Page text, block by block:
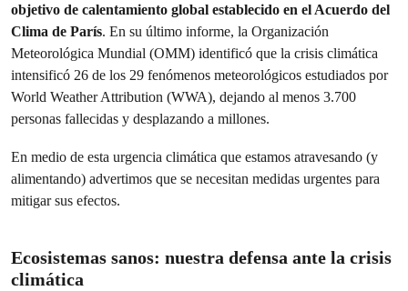
objetivo de calentamiento global establecido en el Acuerdo del
Clima de París. En su último informe, la Organización
Meteorológica Mundial (OMM) identificó que la crisis climática
intensificó 26 de los 29 fenómenos meteorológicos estudiados por
World Weather Attribution (WWA), dejando al menos 3.700
personas fallecidas y desplazando a millones.
En medio de esta urgencia climática que estamos atravesando (y
alimentando) advertimos que se necesitan medidas urgentes para
mitigar sus efectos.
Ecosistemas sanos: nuestra defensa ante la crisis
climática